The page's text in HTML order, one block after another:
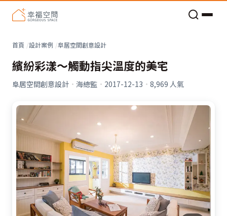
首頁 設計案例 阜居空間創意設計
繽紛彩漾〜觸動指尖溫度的美宅
阜居空間創意設計 · 海總監 · 2017-12-13 · 8,969 人氣